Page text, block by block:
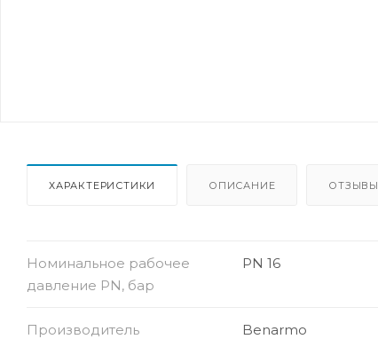
ХАРАКТЕРИСТИКИ ОПИСАНИЕ ОТЗЫВЫ
Номинальное рабочее
давление PN, бар
PN 16
Производитель Benarmo